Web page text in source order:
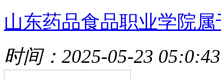
山东药品食品职业学院属
时间：2025-05-23 05:0:43